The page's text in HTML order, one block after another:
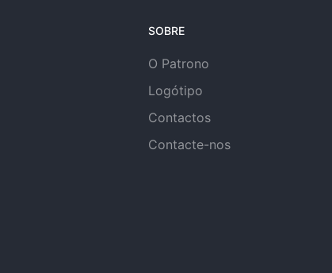
SOBRE
O Patrono
Logótipo
Contactos
Contacte-nos